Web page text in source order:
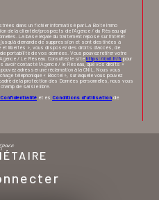
dans un fichier informatisé par La Boite Immo
de la clientèle/prospects de l'Agence / du Réseau qui
La base légale du traitement repose sur l'intérêt
demande de suppression et sont destinées à
et libertés », vous disposez des droits d’accès, de
portabilité de vos données. Vous pouvez retirer votre
/ Le Réseau. Consultez le site https://cnil.fr/fr pour
avoir contacté l'Agence / le Réseau, que vos droits «
adresser une réclamation à la CNIL. Nous vous
téléphonique « Bloctel », sur laquelle vous pouvez
de la protection des Données personnelles, nous vous
de saisie libre.
et es Conditions d'utilisation de
Espace